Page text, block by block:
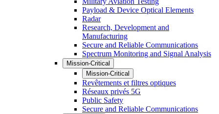
Payload & Device Optical Elements
Radar
Research, Development and
Manufacturing
Secure and Reliable Communications
Spectrum Monitoring and Signal Analysis
Mission-Critical
Mission-Critical
Revêtements et filtres optiques
Réseaux privés 5G
Public Safety
Secure and Reliable Communications